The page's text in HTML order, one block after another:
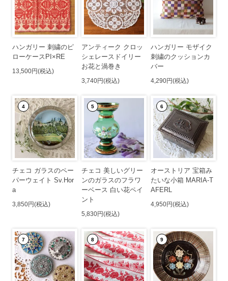
ハンガリー 刺繍のピ
ローケースPI×RE
13,500円(税込)
アンティーク クロッ
シェレースドイリー
お花と渦巻き
3,740円(税込)
ハンガリー モザイク
刺繍のクッションカ
バー
4,290円(税込)
4
チェコ ガラスのペー
パーウェイト Sv.Hor
a
3,850円(税込)
5
チェコ 美しいグリー
ンのガラスのフラワ
ーベース 白い花ペイ
ント
5,830円(税込)
6
オーストリア 宝箱み
たいな小箱 MARIA-T
AFERL
4,950円(税込)
7 8 9